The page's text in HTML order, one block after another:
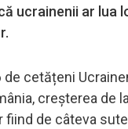
ucrainenii ar lua
de cetățeni
creșterea de
de câteva